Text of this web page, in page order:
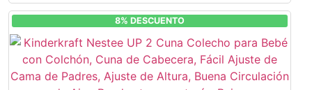
8% DESCUENTO